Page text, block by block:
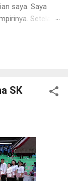
saya. Saya
Setelah
baku tikar
berduri yang
yang sedang
ditanami
sepuluh
menarik rotan,
harus
aman,
SK